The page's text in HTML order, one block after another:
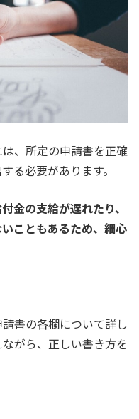
、所定の申請書を正確
る必要があります。
金の支給が遅れたり、
こともあるため、細心
書の各欄について詳し
がら、正しい書き方を